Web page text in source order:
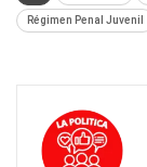
Régimen Penal Juvenil